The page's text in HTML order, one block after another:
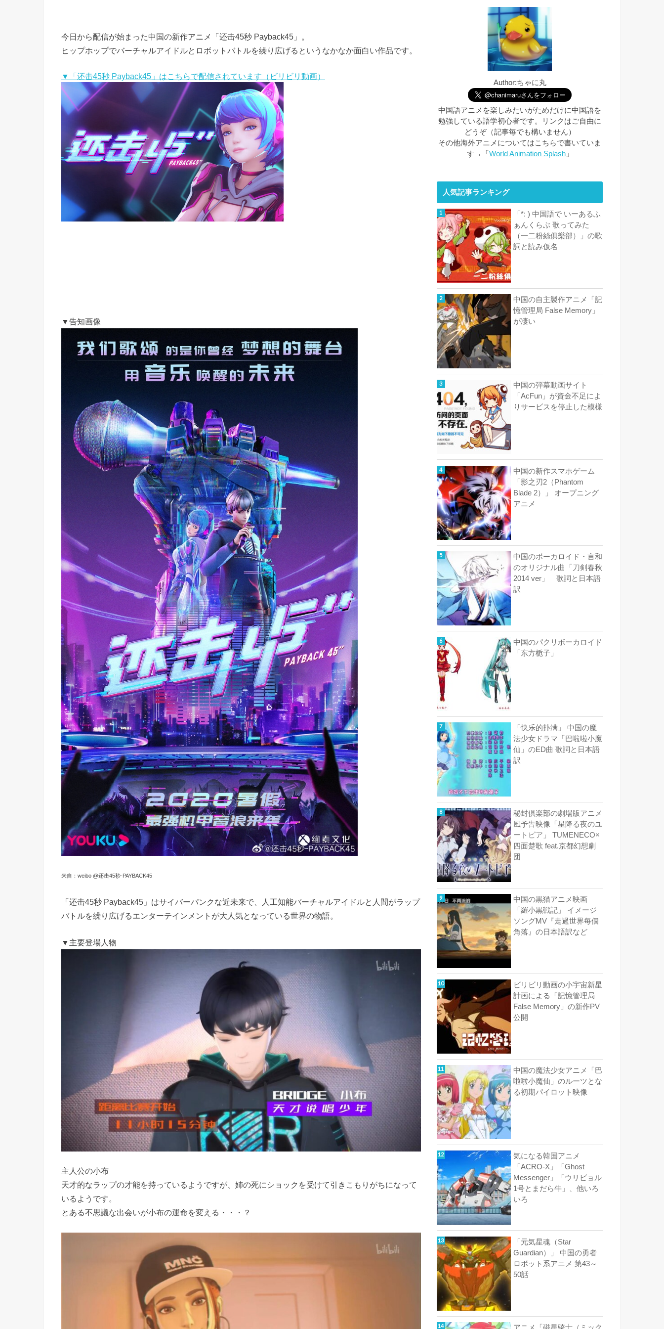
今日から配信が始まった中国の新作アニメ「还击45秒 Payback45」。
ヒップホップでバーチャルアイドルとロボットバトルを繰り広げるというなかなか面白い作品です。
▼「还击45秒 Payback45」はこちらで配信されています（ビリビリ動画）
▼告知画像
来自：weibo @还击45秒-PAYBACK45
「还击45秒 Payback45」はサイバーパンクな近未来で、人工知能バーチャルアイドルと人間がラップ
バトルを繰り広げるエンターテインメントが大人気となっている世界の物語。
▼主要登場人物
主人公の小布
天才的なラップの才能を持っているようですが、姉の死にショックを受けて引きこもりがちになって
いるようです。
とある不思議な出会いが小布の運命を変える・・・？
Author:ちゃに丸
中国語アニメを楽しみたいがためだけに中国語を
勉強している語学初心者です。リンクはご自由に
どうぞ（記事毎でも構いません）
その他海外アニメについてはこちらで書いていま
す→「 World Animation Splash」
人気記事ランキング
「*: ) 中国語で いーあるふ
ぁんくらぶ 歌ってみた
（一二粉絲俱樂部）」の歌
詞と読み仮名
中国の自主製作アニメ「記
憶管理局 False Memory」
が凄い
中国の弾幕動画サイト
「AcFun」が資金不足によ
りサービスを停止した模様
中国の新作スマホゲーム
「影之刃2（Phantom
Blade 2）」 オープニング
アニメ
中国のボーカロイド・言和
のオリジナル曲「刀剣春秋
2014 ver」 歌詞と日本語
訳
中国のパクリボーカロイド
「东方栀子」
「快乐的扑满」 中国の魔
法少女ドラマ「巴啦啦小魔
仙」のED曲 歌詞と日本語
訳
秘封倶楽部の劇場版アニメ
風予告映像「星降る夜のユ
ートピア」 TUMENECO×
四面楚歌 feat.京都幻想劇
団
中国の黒猫アニメ映画
「羅小黒戦記」 イメージ
ソングMV『走過世界每個
角落』の日本語訳など
ビリビリ動画の小宇宙新星
計画による「記憶管理局
False Memory」の新作PV
公開
中国の魔法少女アニメ「巴
啦啦小魔仙」のルーツとな
る初期パイロット映像
気になる韓国アニメ
「ACRO-X」「Ghost
Messenger」「ウリビョル
1号とまだら牛」、他いろ
いろ
「元気星魂（Star
Guardian）」 中国の勇者
ロボット系アニメ 第43～
50話
アニメ「磁星骑士（ミック